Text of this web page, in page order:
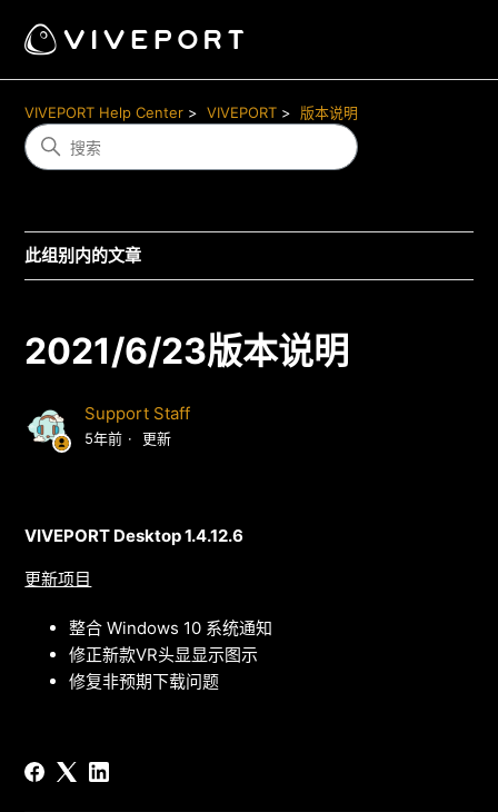
VIVEPORT Help Center VIVEPORT 版本说明
此组别内的文章
2021/6/23版本说明
Support Staff
5年前 更新
VIVEPORT Desktop 1.4.12.6
更新项目
整合 Windows 10 系统通知
修正新款VR头显显示图示
修复非预期下载问题